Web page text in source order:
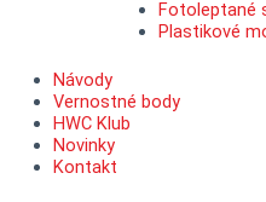
Fotoleptané
Plastikové
Návody
Vernostné body
HWC Klub
Novinky
Kontakt